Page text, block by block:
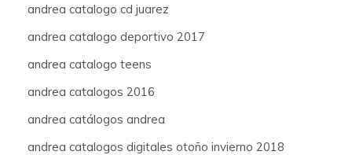
andrea catalogo cd juarez
andrea catalogo deportivo 2017
andrea catalogo teens
andrea catalogos 2016
andrea catálogos andrea
andrea catalogos digitales otoño invierno 2018